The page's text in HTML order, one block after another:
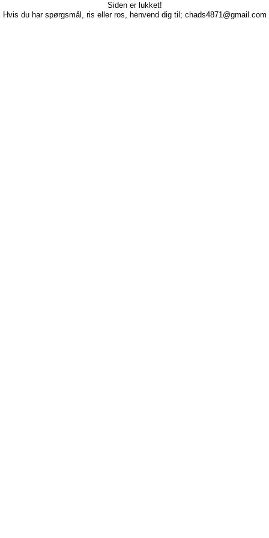
Siden er lukket!
Hvis du har spørgsmål, ris eller ros, henvend dig til; chads4871@gmail.com